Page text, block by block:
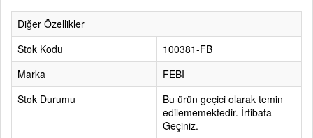
Diğer Özellikler
Stok Kodu
100381-FB
Marka
FEBI
Stok Durumu
Bu ürün geçici olarak temin
edilememektedir. İrtibata
Geçiniz.